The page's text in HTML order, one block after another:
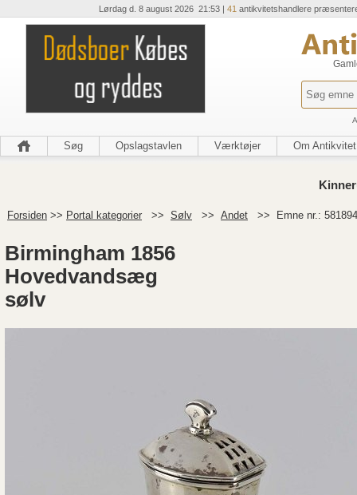
Lørdag d. 8 august 2026 21:53 | 41 antikvitetshandlere
Søg Opslagstavlen Værktøjer Om
Forsiden >> Portal kategorier >> Sølv >> Andet >> Emne nr.:
Birmingham 1856
Hovedvandsæg
sølv